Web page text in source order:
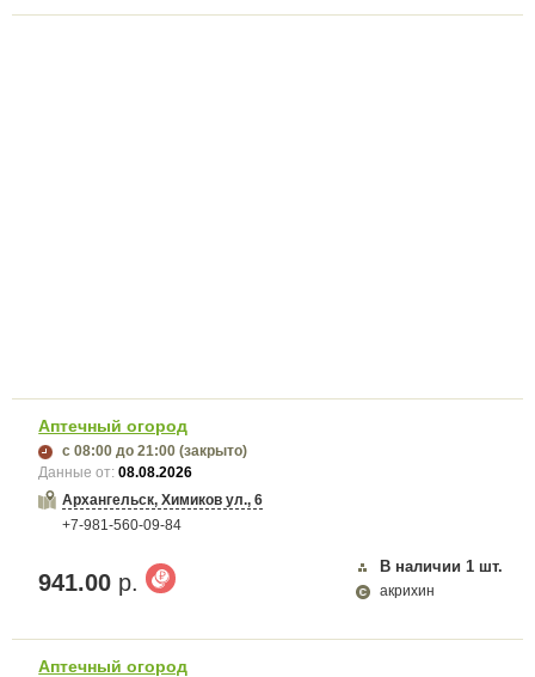
Аптечный огород
с 08:00 до 21:00 (закрыто)
Данные от:08.08.2026
Архангельск, Химиков ул., 6
+7-981-560-09-84
941.00 р.
В наличии 1 шт.
акрихин
Аптечный огород